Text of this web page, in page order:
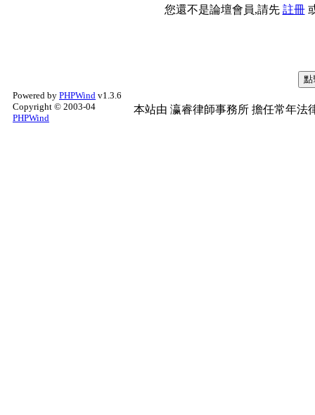
您還不是論壇會員,請先 註冊
Powered by PHPWind v1.3.6
Copyright © 2003-04
PHPWind
本站由 瀛睿律師事務所 擔任常年法